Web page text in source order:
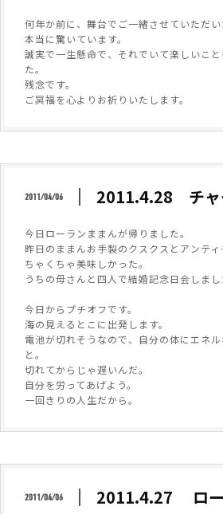
何年か前に、舞台でご一緒させていただい
本当に驚いています。
誠実で一生懸命で、それでいて楽しいこ
た。
残念です。
ご冥福を心よりお祈りいたします。
2011/04/06 2011.4.28 チャ
今日ローランままんが帰りました。
昨日のままんお手製のクスクスとアンテ
ちゃくちゃ美味しかった。
うちの母さんと四人で結婚記念日会しまし
今日からプチオフです。
海の見えるとこに出発します。
電池が切れそうなので、自分の体にエネ
と。
切れてからじゃ遅いんだ。
自分を労ってあげよう。
一回きりの人生だから。
2011/04/06 2011.4.27 ロー